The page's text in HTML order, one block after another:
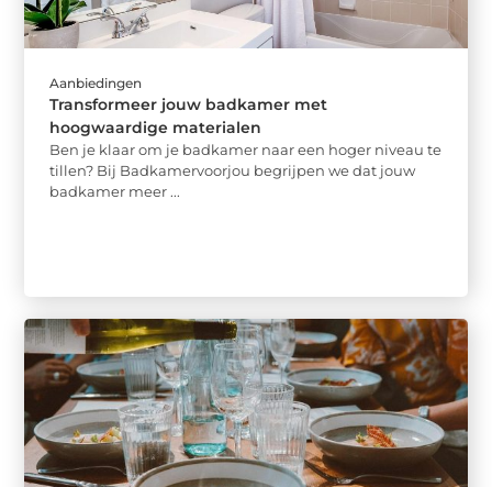
Aanbiedingen
Transformeer jouw badkamer met
hoogwaardige materialen
Ben je klaar om je badkamer naar een hoger niveau te
tillen? Bij Badkamervoorjou begrijpen we dat jouw
badkamer meer ...